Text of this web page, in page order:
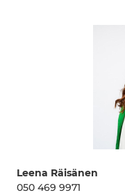
Leena Räisänen
050 469 9971